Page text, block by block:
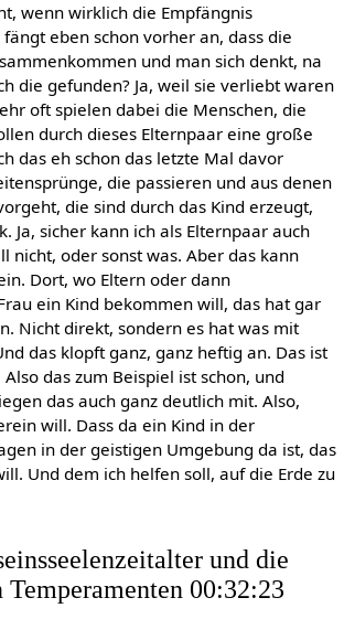
wenn wirklich die Empfängnis
eben schon vorher an, dass die
und man sich denkt, na
die gefunden? Ja, weil sie verliebt waren
oft spielen dabei die Menschen, die
durch dieses Elternpaar eine große
das eh schon das letzte Mal davor
die passieren und aus denen
die sind durch das Kind erzeugt,
Ja, sicher kann ich als Elternpaar auch
nicht, oder sonst was. Aber das kann
Dort, wo Eltern oder dann
ein Kind bekommen will, das hat gar
Nicht direkt, sondern es hat was mit
das klopft ganz, ganz heftig an. Das ist
das zum Beispiel ist schon, und
das auch ganz deutlich mit. Also,
will. Dass da ein Kind in der
in der geistigen Umgebung da ist, das
Und dem ich helfen soll, auf die Erde zu
und die
Temperamenten 00:32:23